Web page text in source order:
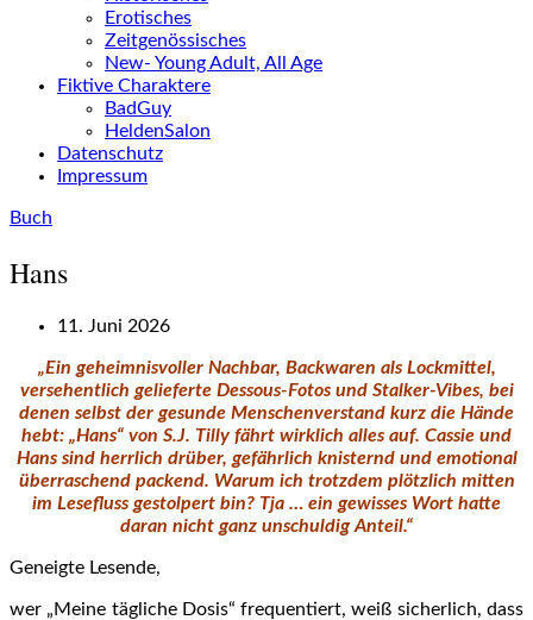
Erotisches
Zeitgenössisches
New- Young Adult, All Age
Fiktive Charaktere
BadGuy
HeldenSalon
Datenschutz
Impressum
Buch
Hans
11. Juni 2026
„Ein geheimnisvoller Nachbar, Backwaren als Lockmittel,
versehentlich gelieferte Dessous-Fotos und Stalker-Vibes, bei
denen selbst der gesunde Menschenverstand kurz die Hände
hebt: „Hans“ von S.J. Tilly fährt wirklich alles auf. Cassie und
Hans sind herrlich drüber, gefährlich knisternd und emotional
überraschend packend. Warum ich trotzdem plötzlich mitten
im Lesefluss gestolpert bin? Tja … ein gewisses Wort hatte
daran nicht ganz unschuldig Anteil.“
Geneigte Lesende,
wer „Meine tägliche Dosis“ frequentiert, weiß sicherlich, dass